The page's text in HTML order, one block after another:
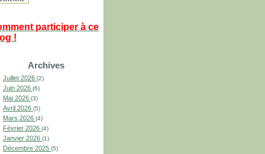
participer à ce
!
Archives
Juillet 2026 (2)
Juin 2026 (6)
Mai 2026 (3)
Avril 2026 (5)
Mars 2026 (4)
Février 2026 (4)
Janvier 2026 (1)
Décembre 2025 (5)